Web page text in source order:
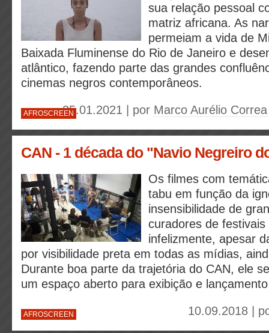
sua relação pessoal
matriz africana. As
permeiam a vida de
Baixada Fluminense do Rio de Janeiro e
atlântico, fazendo parte das grandes
cinemas negros contemporâneos.
AFROSCREEN25.01.2021 | por Marco Aurélio Correa
CAN - 1 década do "Navio Negreiro
Os filmes com
tabu em função da
insensibilidade de
curadores de
infelizmente, apesar
por visibilidade preta em todas as mídias,
Durante boa parte da trajetória do CAN, ele
um espaço aberto para exibição e
AFROSCREEN 10.09.2018 |